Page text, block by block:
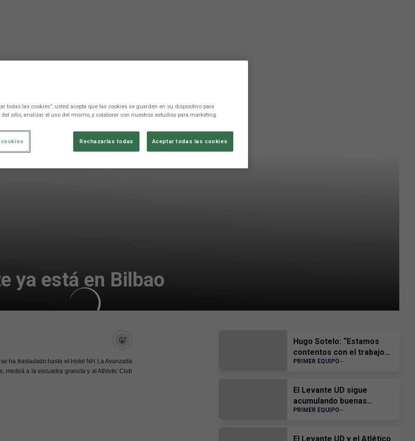
ya está en Bilbao
ha trasladado hasta el Hotel NH La Avanzada
medirá a la escuadra granota y al Athletic Club
Hugo Sotelo: “Estamos
contentos con el trabajo
del equipo”
PRIMER EQUIPO
El Levante UD sigue
acumulando buenas
sensaciones
PRIMER EQUIPO
El Levante UD y el Atlético
todas las cookies”, usted acepta que las cookies se guarden en su dispositivo para
sitio, analizar el uso del mismo, y colaborar con nuestros estudios para marketing.
Rechazarlas todas Aceptar todas las cookies